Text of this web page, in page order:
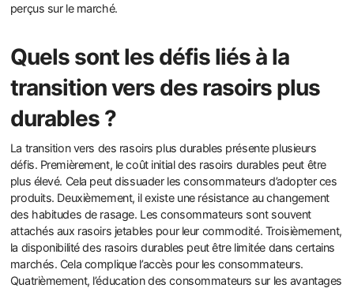
perçus sur le marché.
Quels sont les défis liés à la
transition vers des rasoirs plus
durables ?
La transition vers des rasoirs plus durables présente plusieurs
défis. Premièrement, le coût initial des rasoirs durables peut être
plus élevé. Cela peut dissuader les consommateurs d’adopter ces
produits. Deuxièmement, il existe une résistance au changement
des habitudes de rasage. Les consommateurs sont souvent
attachés aux rasoirs jetables pour leur commodité. Troisièmement,
la disponibilité des rasoirs durables peut être limitée dans certains
marchés. Cela complique l’accès pour les consommateurs.
Quatrièmement, l’éducation des consommateurs sur les avantages